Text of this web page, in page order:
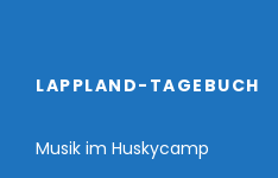
LAPPLAND-TAGEBUCH
Musik im Huskycamp